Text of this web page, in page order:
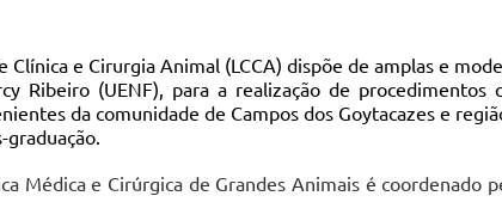
Clínica e Cirurgia Animal (LCCA) dispõe de amplas e
Ribeiro (UENF), para a realização de
da comunidade de Campos dos Goytacazes e
graduação.
Médica e Cirúrgica de Grandes Animais é coordenado